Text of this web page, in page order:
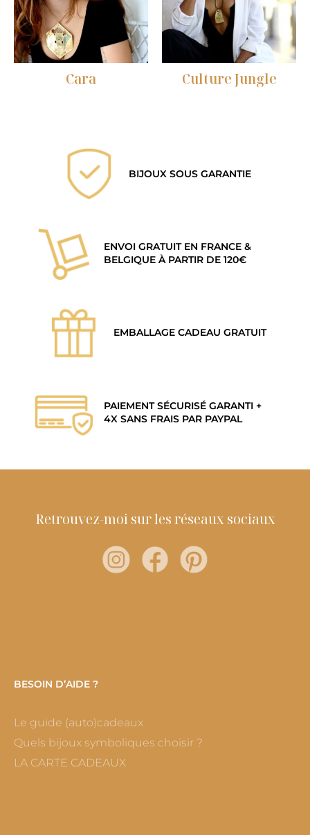
Cara Culture Jungle
BIJOUX SOUS GARANTIE
ENVOI GRATUIT EN FRANCE &
BELGIQUE À PARTIR DE 120€
EMBALLAGE CADEAU GRATUIT
PAIEMENT SÉCURISÉ GARANTI +
4X SANS FRAIS PAR PAYPAL
Retrouvez-moi sur les réseaux sociaux
BESOIN D’AIDE ?
Le guide (auto)cadeaux
Quels bijoux symboliques choisir ?
LA CARTE CADEAUX